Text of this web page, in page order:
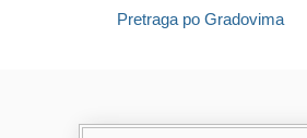
Pretraga po Gradovima